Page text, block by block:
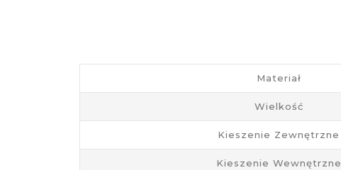
Materiał
Wielkość
Kieszenie Zewnętrzne
Kieszenie Wewnętrzne